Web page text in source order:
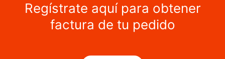
Regístrate aquí para obtener
factura de tu pedido